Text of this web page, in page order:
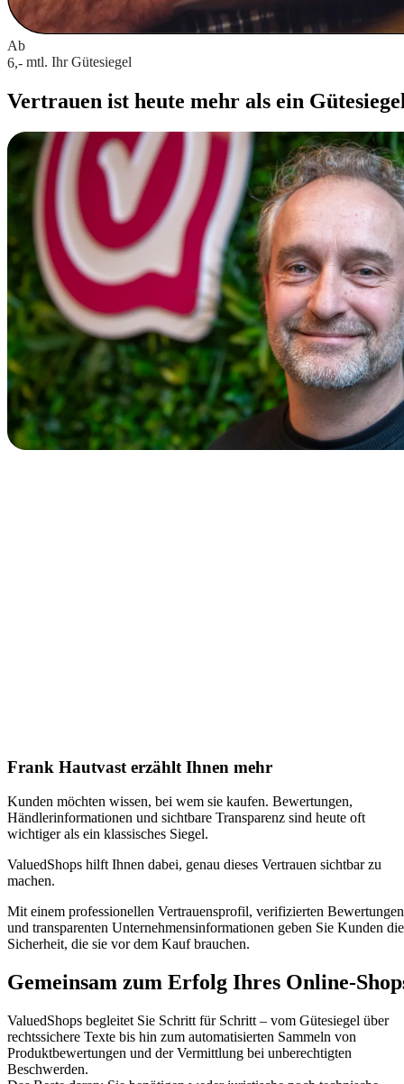
Ab
6,- mtl. Ihr Gütesiegel
Vertrauen ist heute mehr als ein
Frank Hautvast erzählt Ihnen mehr
Kunden möchten wissen, bei wem sie kaufen. Bewertungen,
Händlerinformationen und sichtbare Transparenz sind heute oft
wichtiger als ein klassisches Siegel.
ValuedShops hilft Ihnen dabei, genau dieses Vertrauen sichtbar zu
machen.
Mit einem professionellen Vertrauensprofil, verifizierten Bewertungen
und transparenten Unternehmensinformationen geben Sie Kunden die
Sicherheit, die sie vor dem Kauf brauchen.
Gemeinsam zum Erfolg Ihres Online-
ValuedShops begleitet Sie Schritt für Schritt – vom Gütesiegel über
rechtssichere Texte bis hin zum automatisierten Sammeln von
Produktbewertungen und der Vermittlung bei unberechtigten
Beschwerden.